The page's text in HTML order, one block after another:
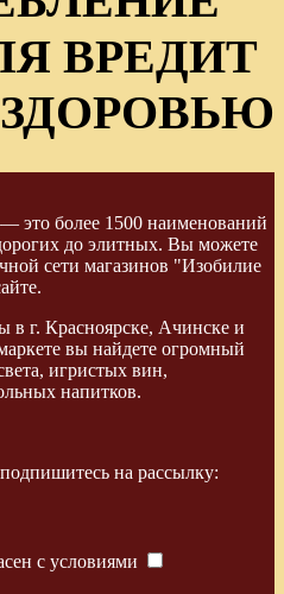
ВРЕДИТ
это более 1500 наименований
до элитных. Вы можете
сети магазинов "Изобилие
в г. Красноярске, Ачинске и
вы найдете огромный
игристых вин,
напитков.
на рассылку:
с условиями